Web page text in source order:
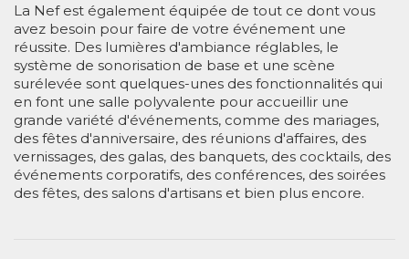
La Nef est également équipée de tout ce dont vous
avez besoin pour faire de votre événement une
réussite. Des lumières d'ambiance réglables, le
système de sonorisation de base et une scène
surélevée sont quelques-unes des fonctionnalités qui
en font une salle polyvalente pour accueillir une
grande variété d'événements, comme des mariages,
des fêtes d'anniversaire, des réunions d'affaires, des
vernissages, des galas, des banquets, des cocktails, des
événements corporatifs, des conférences, des soirées
des fêtes, des salons d'artisans et bien plus encore.